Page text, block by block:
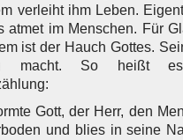
verleiht ihm Leben.
atmet im Menschen. Für
ist der Hauch Gottes.
macht. So heißt
Gott, der Herr, den
und blies in seine